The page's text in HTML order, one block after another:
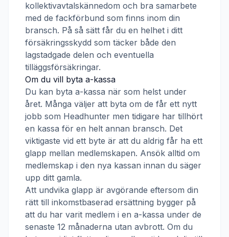
kollektivavtalskännedom och bra samarbete
med de fackförbund som finns inom din
bransch. På så sätt får du en helhet i ditt
försäkringsskydd som täcker både den
lagstadgade delen och eventuella
tilläggsförsäkringar.
Om du vill byta a-kassa
Du kan byta a-kassa när som helst under
året. Många väljer att byta om de får ett nytt
jobb som Headhunter men tidigare har tillhört
en kassa för en helt annan bransch. Det
viktigaste vid ett byte är att du aldrig får ha ett
glapp mellan medlemskapen. Ansök alltid om
medlemskap i den nya kassan innan du säger
upp ditt gamla.
Att undvika glapp är avgörande eftersom din
rätt till inkomstbaserad ersättning bygger på
att du har varit medlem i en a-kassa under de
senaste 12 månaderna utan avbrott. Om du